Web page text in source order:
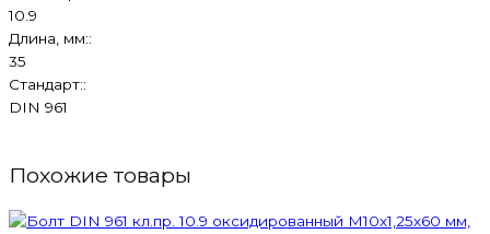
10.9
Длина, мм::
35
Стандарт::
DIN 961
Похожие товары